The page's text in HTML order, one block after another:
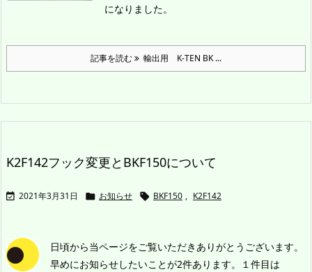
になりました。
記事を読む 輸出用 K-TEN BK ...
K2F142フック変更とBKF150について
 2021年3月31日  お知らせ  BKF150 , K2F142
日頃から当ページをご覧いただきありがとうございます。
早めにお知らせしたいことが2件あります。
１件目は